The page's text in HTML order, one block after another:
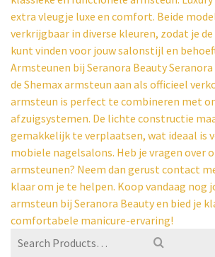
extra vleugje luxe en comfort. Beide
verkrijgbaar in diverse kleuren, zodat je
kunt vinden voor jouw salonstijl en
Armsteunen bij Seranora Beauty
de Shemax armsteun aan als officieel
armsteun is perfect te combineren met
afzuigsystemen. De lichte constructie
gemakkelijk te verplaatsen, wat ideaal is
mobiele nagelsalons. Heb je vragen over
armsteunen? Neem dan gerust contact
klaar om je te helpen. Koop vandaag nog
armsteun bij Seranora Beauty en bied je
comfortabele manicure-ervaring!